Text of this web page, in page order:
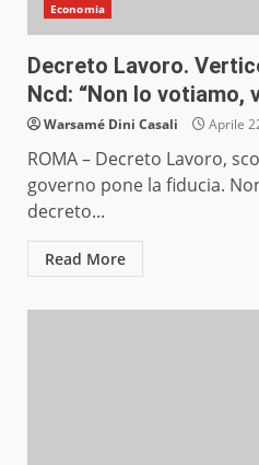
Economia
Decreto Lavoro.
Ncd: “Non lo votiamo,
Warsamé Dini Casali Aprile
ROMA – Decreto Lavoro,
governo pone la fiducia.
decreto...
Read More